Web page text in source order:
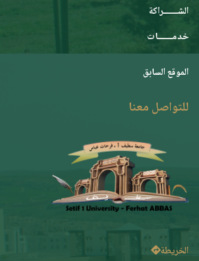
الشـــــــراكة
خدمـــــــات
الموقع السابق
للتواصل معنا
الخريطة